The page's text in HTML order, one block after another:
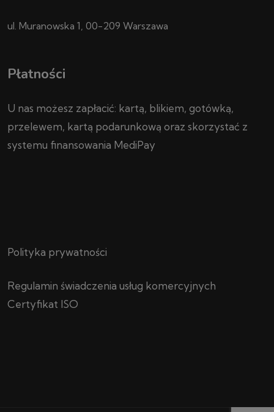
ul. Muranowska 1, 00-209 Warszawa
Płatności
U nas możesz zapłacić: kartą, blikiem, gotówką,
przelewem, kartą podarunkową oraz skorzystać z
systemu finansowania MediPay
Polityka prywatności
Regulamin świadczenia usług komercyjnych
Certyfikat ISO